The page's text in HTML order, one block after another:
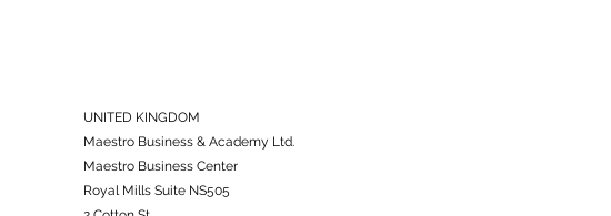
UNITED KINGDOM
Maestro Business & Academy Ltd.
Maestro Business Center
Royal Mills Suite NS505